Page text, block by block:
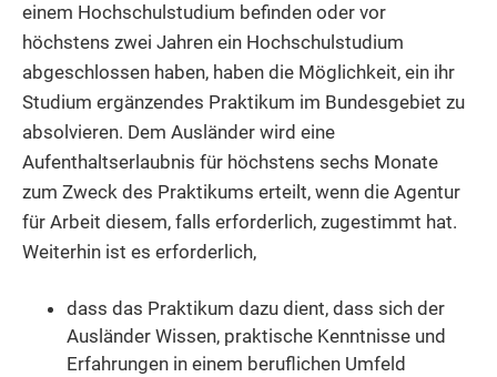
einem Hochschulstudium befinden oder vor
höchstens zwei Jahren ein Hochschulstudium
abgeschlossen haben, haben die Möglichkeit, ein ihr
Studium ergänzendes Praktikum im Bundesgebiet zu
absolvieren. Dem Ausländer wird eine
Aufenthaltserlaubnis für höchstens sechs Monate
zum Zweck des Praktikums erteilt, wenn die Agentur
für Arbeit diesem, falls erforderlich, zugestimmt hat.
Weiterhin ist es erforderlich,
dass das Praktikum dazu dient, dass sich der
Ausländer Wissen, praktische Kenntnisse und
Erfahrungen in einem beruflichen Umfeld